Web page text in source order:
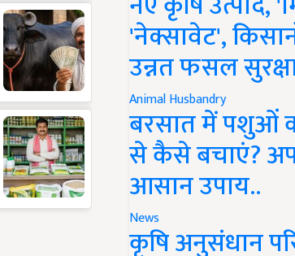
'नेक्सावेट',
उन्नत फसल
Animal Husbandry
बरसात में पशुओं
से कैसे बचाएं?
आसान उपाय..
News
कृषि अनुसंधान